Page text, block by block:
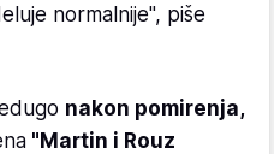
normalnije", piše
nakon pomirenja,
"Martin i Rouz